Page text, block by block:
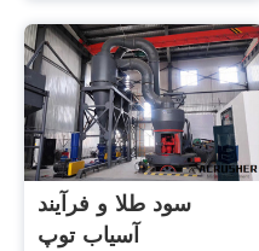
سود طلا و فرآیند
آسیاب توپ